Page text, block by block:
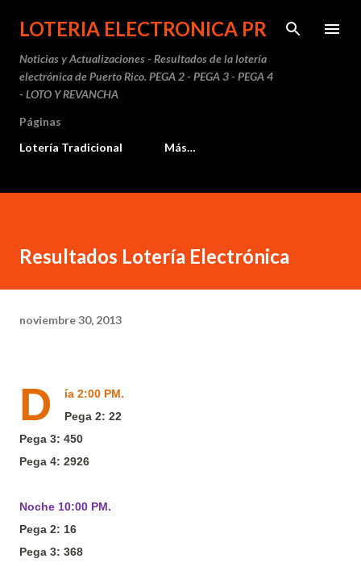
Ir al contenido principal
LOTERIA ELECTRONICA PR
Noticias y Actualizaciones - Resultados de la lotería
electrónica de Puerto Rico. PEGA 2 - PEGA 3 - PEGA 4
- LOTO Y REVANCHA
Páginas
Lotería Tradicional
Más…
Resultados Lotería Electrónica
noviembre 30, 2013
D
ía 2:00 PM.
Pega 2: 22
Pega 3: 450
Pega 4: 2926
Noche 10:00 PM.
Pega 2: 16
Pega 3: 368